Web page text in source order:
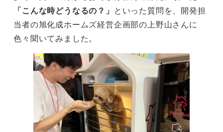
「こんな時どうなるの？」 といった質問を、開発担
当者の旭化成ホームズ経営企画部の上野山さんに
色々聞いてみました。